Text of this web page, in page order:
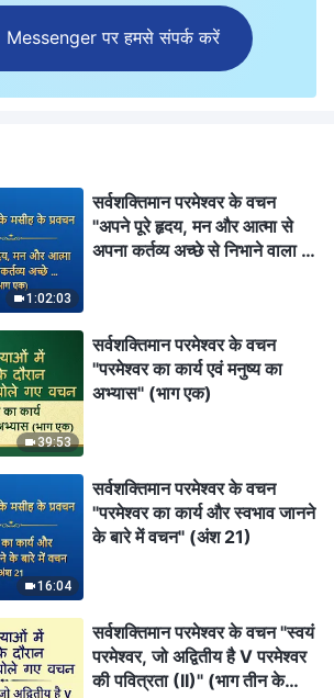
Messenger पर हमसे संपर्क करें
1:02:03
सर्वशक्तिमान परमेश्वर के वचन
"अपने पूरे हृदय, मन और आत्मा से
अपना कर्तव्य अच्छे से निभाने वाला ही
39:53
सर्वशक्तिमान परमेश्वर के वचन
"परमेश्वर का कार्य एवं मनुष्य का
अभ्यास" (भाग एक)
16:04
सर्वशक्तिमान परमेश्वर के वचन
"परमेश्वर का कार्य और स्वभाव जानने
के बारे में वचन" (अंश 21)
सर्वशक्तिमान परमेश्वर के वचन "स्वयं
परमेश्वर, जो अद्वितीय है V परमेश्वर
की पवित्रता (II)" (भाग तीन के